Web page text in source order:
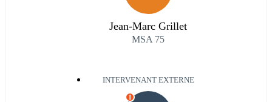
Jean-Marc Grillet
MSA 75
INTERVENANT EXTERNE
I